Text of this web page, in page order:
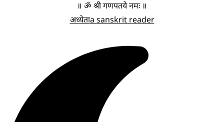
॥ ॐ श्री गणपतये नमः ॥
अध्येताa sanskrit reader